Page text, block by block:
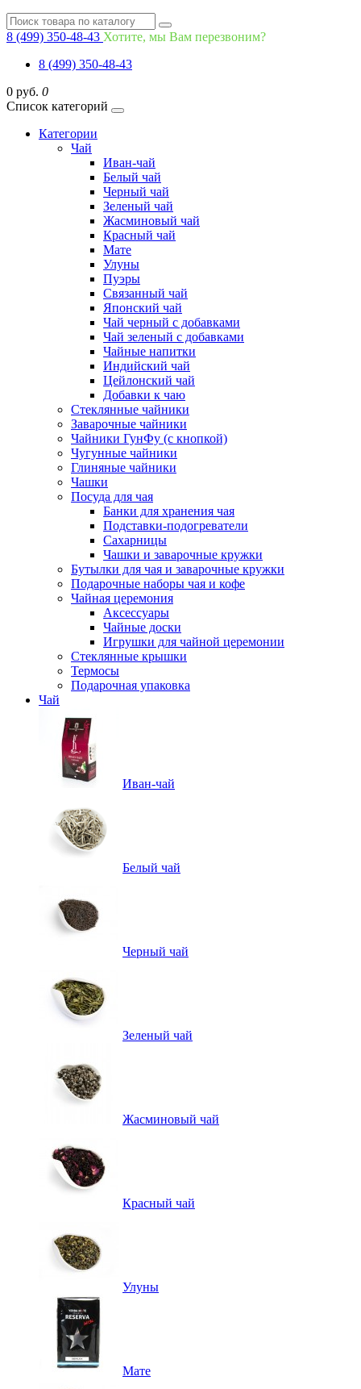
8 (499) 350-48-43 Хотите, мы Вам перезвоним?
8 (499) 350-48-43
0 руб. 0
Список категорий
Категории
Чай
Иван-чай
Белый чай
Черный чай
Зеленый чай
Жасминовый чай
Красный чай
Мате
Улуны
Пуэры
Связанный чай
Японский чай
Чай черный с добавками
Чай зеленый с добавками
Чайные напитки
Индийский чай
Цейлонский чай
Добавки к чаю
Стеклянные чайники
Заварочные чайники
Чайники ГунФу (с кнопкой)
Чугунные чайники
Глиняные чайники
Чашки
Посуда для чая
Банки для хранения чая
Подставки-подогреватели
Сахарницы
Чашки и заварочные кружки
Бутылки для чая и заварочные кружки
Подарочные наборы чая и кофе
Чайная церемония
Аксессуары
Чайные доски
Игрушки для чайной церемонии
Стеклянные крышки
Термосы
Подарочная упаковка
Чай
Иван-чай
Белый чай
Черный чай
Зеленый чай
Жасминовый чай
Красный чай
Улуны
Мате